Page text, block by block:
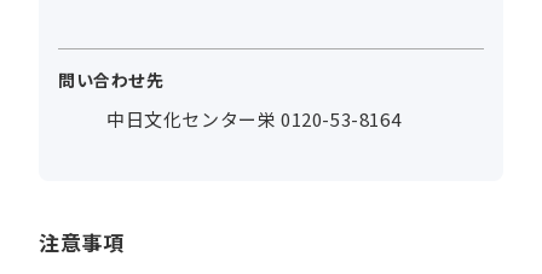
問い合わせ先
中日文化センター栄 0120-53-8164
注意事項